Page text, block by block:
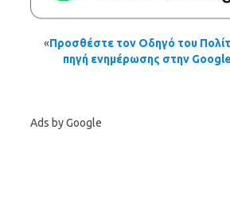
«Προσθέστε τον Οδηγό του
πηγή ενημέρωσης στην Google
Ads by Google